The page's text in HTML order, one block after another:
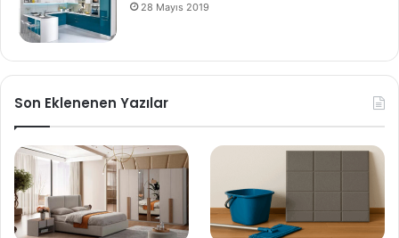
28 Mayıs 2019
Son Eklenenen Yazılar